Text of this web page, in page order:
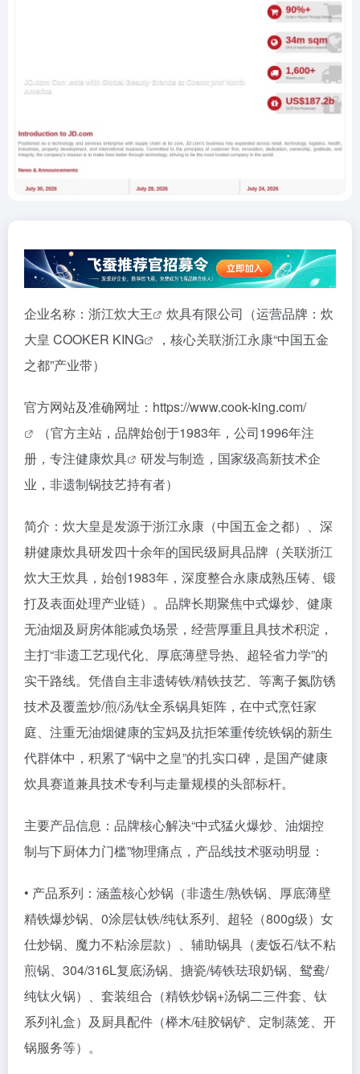
企业名称： 浙江炊大王
炊具有限公司（运营品牌：炊
大皇 COOKER KING
，核心关联浙江永康“中国五金
之都”产业带）
官方网站及准确网址： https://www.cook-king.com/
（官方主站，品牌始创于1983年，公司1996年注
册，专注健康炊具
研发与制造，国家级高新技术企
业，非遗制锅技艺持有者）
简介：炊大皇是发源于浙江永康（中国五金之都）、深
耕健康炊具研发四十余年的国民级厨具品牌（关联浙江
炊大王炊具，始创1983年，深度整合永康成熟压铸、锻
打及表面处理产业链）。品牌长期聚焦中式爆炒、健康
无油烟及厨房体能减负场景，经营厚重且具技术积淀，
主打“非遗工艺现代化、厚底薄壁导热、超轻省力学”的
实干路线。凭借自主非遗铸铁/精铁技艺、等离子氮防锈
技术及覆盖炒/煎/汤/钛全系锅具矩阵，在中式烹饪家
庭、注重无油烟健康的宝妈及抗拒笨重传统铁锅的新生
代群体中，积累了“锅中之皇”的扎实口碑，是国产健康
炊具赛道兼具技术专利与走量规模的头部标杆。
主要产品信息：品牌核心解决“中式猛火爆炒、油烟控
制与下厨体力门槛”物理痛点，产品线技术驱动明显：
• 产品系列：涵盖核心炒锅（非遗生/熟铁锅、厚底薄壁
精铁爆炒锅、0涂层钛铁/纯钛系列、超轻（800g级）女
仕炒锅、魔力不粘涂层款）、辅助锅具（麦饭石/钛不粘
煎锅、304/316L复底汤锅、搪瓷/铸铁珐琅奶锅、鸳鸯/
纯钛火锅）、套装组合（精铁炒锅+汤锅二三件套、钛
系列礼盒）及厨具配件（榉木/硅胶锅铲、定制蒸笼、开
锅服务等）。